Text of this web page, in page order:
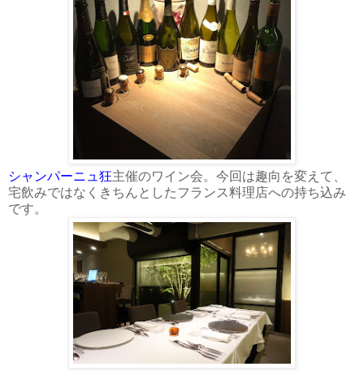
シャンパーニュ狂主催のワイン会。今回は趣向を変えて、
宅飲みではなくきちんとしたフランス料理店への持ち込み
です。